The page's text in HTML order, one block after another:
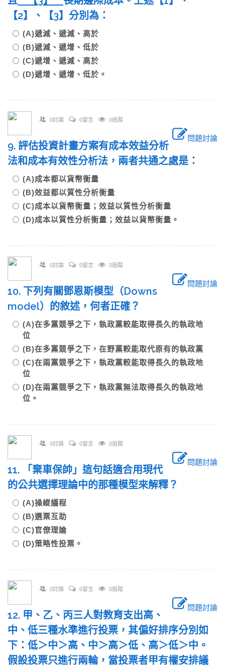
【2】、【3】分別為：
(A)遞減、遞減、高於
(B)遞減、遞增、低於
(C)遞增、遞減、高於
(D)遞增、遞增、低於。
0討論 0留言 0追蹤
問題討論
9. 評估投資計畫方案有成本效益分析
法和成本有效性分析法，兩者共通之處是：
(A)成本都以貨幣衡量
(B)效益都以質性分析衡量
(C)成本以貨幣衡量；效益以質性分析衡量
(D)成本以質性分析衡量；效益以貨幣衡量。
0討論 0留言 0追蹤
問題討論
10. 下列有關鄧恩斯模型（Downs
model）的敘述，何者正確？
(A)在多黨競爭之下，執政黨較能取得長久的執政地
位
(B)在多黨競爭之下，在野黨較能取代原有的執政黨
(C)在兩黨競爭之下，執政黨較能取得長久的執政地
位
(D)在兩黨競爭之下，執政黨無法取得長久的執政地
位。
0討論 0留言 0追蹤
問題討論
11. 「棄車保帥」這句話適合用現代
的公共選擇理論中的那種模型來解釋？
(A)操縱議程
(B)選票互助
(C)官僚理論
(D)策略性投票。
0討論 0留言 0追蹤
問題討論
12. 甲、乙、丙三人對教育支出高、
中、低三種水準進行投票，其偏好排序分別如
下：低＞中＞高、中＞高＞低、高＞低＞中。
假設投票只進行兩輪，當投票者甲有權安排議